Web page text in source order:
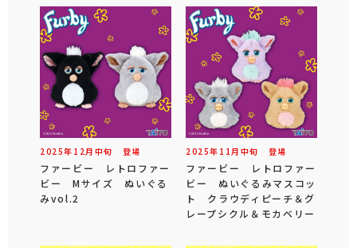
2025年 12 月 中旬 登場
ファービー レトロファー
ビー Mサイズ ぬいぐる
みvol.2
2025年 11 月 中旬 登場
ファービー レトロファー
ビー ぬいぐるみマスコッ
ト クラウディピーチ＆グ
レープシクル＆モカベリー